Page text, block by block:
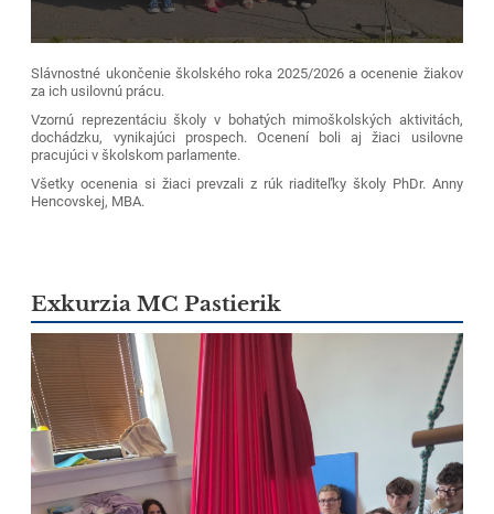
Slávnostné ukončenie školského roka 2025/2026 a ocenenie žiakov
za ich usilovnú prácu.
Vzornú reprezentáciu školy v bohatých mimoškolských aktivitách,
dochádzku, vynikajúci prospech. Ocenení boli aj žiaci usilovne
pracujúci v školskom parlamente.
Všetky ocenenia si žiaci prevzali z rúk riaditeľky školy PhDr. Anny
Hencovskej, MBA.
Exkurzia MC Pastierik